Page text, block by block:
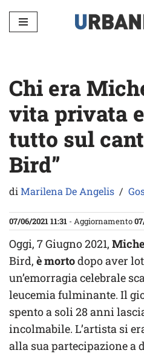
Vai
Chi era
vita privata
tutto sul
Bird”
diMarilena De Angelis
07/06/2021 11:31 - Aggiornamento
Oggi, 7 Giugno 2021,
Bird, è mortodopo aver
un’emorragia celebrale
leucemia fulminante. Il
spento a soli 28 anni
incolmabile. L’artista si
alla sua partecipazione a